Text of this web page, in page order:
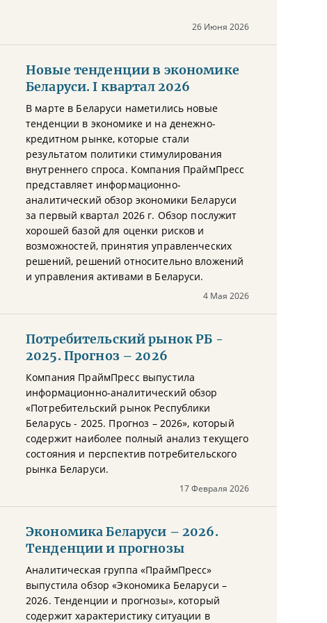
26 Июня 2026
Новые тенденции в экономике
Беларуси. I квартал 2026
В марте в Беларуси наметились новые
тенденции в экономике и на денежно-
кредитном рынке, которые стали
результатом политики стимулирования
внутреннего спроса. Компания ПраймПресс
представляет информационно-
аналитический обзор экономики Беларуси
за первый квартал 2026 г. Обзор послужит
хорошей базой для оценки рисков и
возможностей, принятия управленческих
решений, решений относительно вложений
и управления активами в Беларуси.
4 Мая 2026
Потребительский рынок РБ -
2025. Прогноз – 2026
Компания ПраймПресс выпустила
информационно-аналитический обзор
«Потребительский рынок Республики
Беларусь - 2025. Прогноз – 2026», который
содержит наиболее полный анализ текущего
состояния и перспектив потребительского
рынка Беларуси.
17 Февраля 2026
Экономика Беларуси – 2026.
Тенденции и прогнозы
Аналитическая группа «ПраймПресс»
выпустила обзор «Экономика Беларуси –
2026. Тенденции и прогнозы», который
содержит характеристику ситуации в